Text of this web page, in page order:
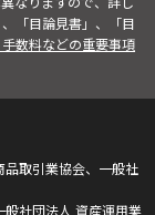
「目論見書」、「目
手数料などの重要事項
品取引業協会、一般社
社団法人 資産運用業